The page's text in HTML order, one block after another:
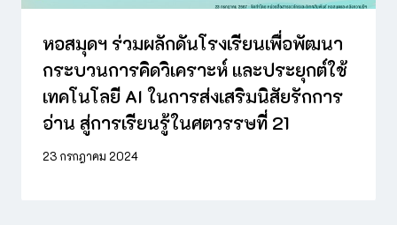
หอสมุดฯ ร่วมผลักดันโรงเรียนเพื่อพัฒนา
กระบวนการคิดวิเคราะห์ และประยุกต์ใช้
เทคโนโลยี AI ในการส่งเสริมนิสัยรักการ
อ่าน สู่การเรียนรู้ในศตวรรษที่ 21
23 กรกฎาคม 2024